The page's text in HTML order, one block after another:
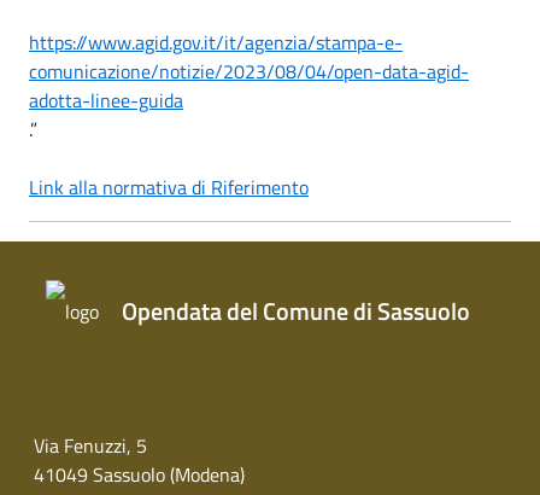
https://www.agid.gov.it/it/agenzia/stampa-e-
comunicazione/notizie/2023/08/04/open-data-agid-
adotta-linee-guida
.”
Link alla normativa di Riferimento
Opendata del Comune di Sassuolo
Via Fenuzzi, 5
41049 Sassuolo (Modena)